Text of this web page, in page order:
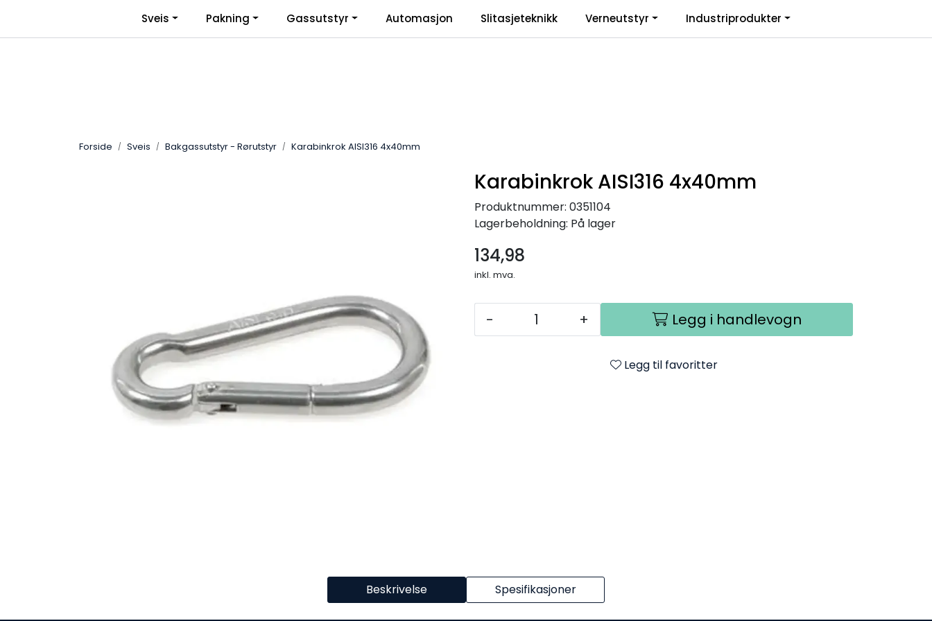
| Bli Bedriftskunde inkl. mva. Informasjon Favoritter
Sveis Pakning Gassutstyr Automasjon Slitasjeteknikk Verneutstyr Industriprodukter
Forside Sveis Bakgassutstyr - Rørutstyr Karabinkrok AISI316 4x40mm
Karabinkrok AISI316 4x40mm
Produktnummer: 0351104
Lagerbeholdning: På lager
134,98
inkl. mva.
- + Legg i handlevogn
Legg til favoritter
Beskrivelse Spesifikasjoner